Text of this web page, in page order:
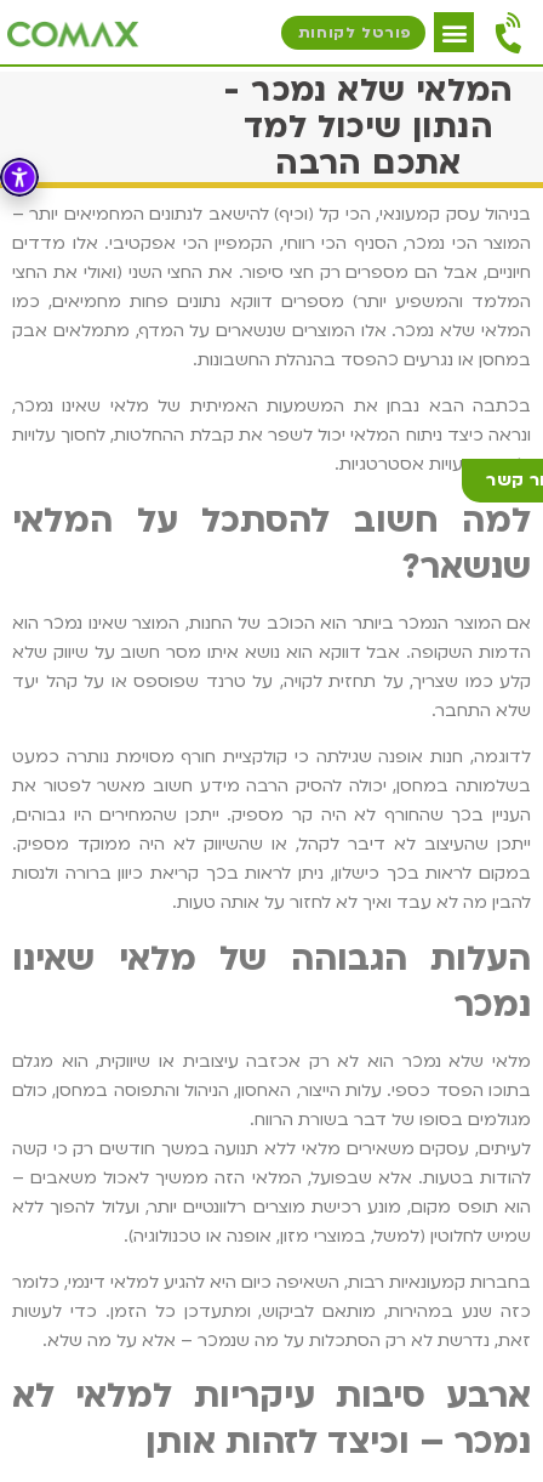
פורטל לקוחות
קשר
המלאי שלא נמכר -
הנתון שיכול למד
אתכם הרבה
בניהול עסק קמעונאי, הכי קל (וכיף) להישאב לנתונים המחמיאים יותר –
המוצר הכי נמכר, הסניף הכי רווחי, הקמפיין הכי אפקטיבי. אלו מדדים
חיוניים, אבל הם מספרים רק חצי סיפור. את החצי השני (ואולי את החצי
המלמד והמשפיע יותר) מספרים דווקא נתונים פחות מחמיאים, כמו
המלאי שלא נמכר. אלו המוצרים שנשארים על המדף, מתמלאים אבק
במחסן או נגרעים כהפסד בהנהלת החשבונות.
בכתבה הבא נבחן את המשמעות האמיתית של מלאי שאינו נמכר,
ונראה כיצד ניתוח המלאי יכול לשפר את קבלת ההחלטות, לחסוך עלויות
ולחשוף טעויות אסטרטגיות.
למה חשוב להסתכל על המלאי
שנשאר?
אם המוצר הנמכר ביותר הוא הכוכב של החנות, המוצר שאינו נמכר הוא
הדמות השקופה. אבל דווקא הוא נושא איתו מסר חשוב על שיווק שלא
קלע כמו שצריך, על תחזית לקויה, על טרנד שפוספס או על קהל יעד
שלא התחבר.
לדוגמה, חנות אופנה שגילתה כי קולקציית חורף מסוימת נותרה כמעט
בשלמותה במחסן, יכולה להסיק הרבה מידע חשוב מאשר לפטור את
העניין בכך שהחורף לא היה קר מספיק. ייתכן שהמחירים היו גבוהים,
ייתכן שהעיצוב לא דיבר לקהל, או שהשיווק לא היה ממוקד מספיק.
במקום לראות בכך כישלון, ניתן לראות בכך קריאת כיוון ברורה ולנסות
להבין מה לא עבד ואיך לא לחזור על אותה טעות.
העלות הגבוהה של מלאי שאינו
נמכר
מלאי שלא נמכר הוא לא רק אכזבה עיצובית או שיווקית, הוא מגלם
בתוכו הפסד כספי. עלות הייצור, האחסון, הניהול והתפוסה במחסן, כולם
מגולמים בסופו של דבר בשורת הרווח.
לעיתים, עסקים משאירים מלאי ללא תנועה במשך חודשים רק כי קשה
להודות בטעות. אלא שבפועל, המלאי הזה ממשיך לאכול משאבים –
הוא תופס מקום, מונע רכישת מוצרים רלוונטיים יותר, ועלול להפוך ללא
שמיש לחלוטין (למשל, במוצרי מזון, אופנה או טכנולוגיה).
בחברות קמעונאיות רבות, השאיפה כיום היא להגיע למלאי דינמי, כלומר
כזה שנע במהירות, מותאם לביקוש, ומתעדכן כל הזמן. כדי לעשות
זאת, נדרשת לא רק הסתכלות על מה שנמכר – אלא על מה שלא.
ארבע סיבות עיקריות למלאי לא
נמכר – וכיצד לזהות אותן